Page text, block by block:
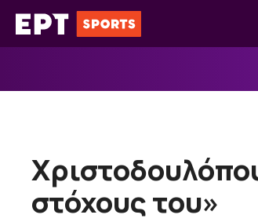
Μετάβαση
σε
στόχους του»